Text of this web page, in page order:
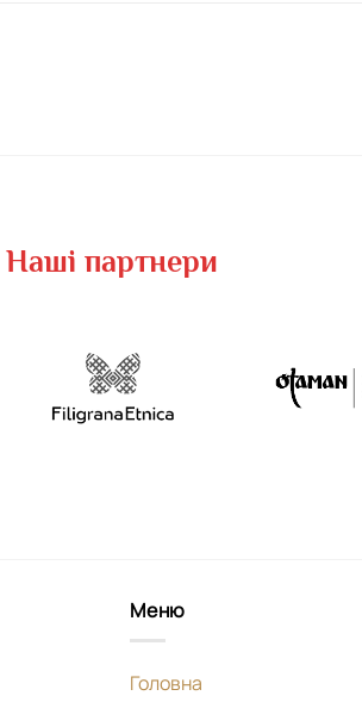
Наші партнери
Меню
Головна